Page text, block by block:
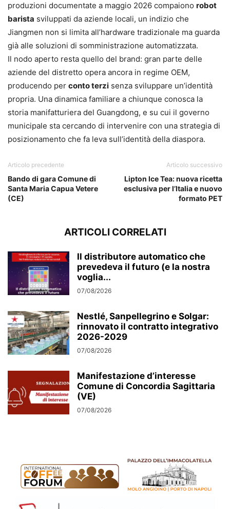
produzioni documentate a maggio 2026 compaiono robot
barista sviluppati da aziende locali, un indizio che
Jiangmen non si limita all’hardware tradizionale ma guarda
già alle soluzioni di somministrazione automatizzata.
Il nodo aperto resta quello del brand: gran parte delle
aziende del distretto opera ancora in regime OEM,
producendo per conto terzi senza sviluppare un’identità
propria. Una dinamica familiare a chiunque conosca la
storia manifatturiera del Guangdong, e su cui il governo
municipale sta cercando di intervenire con una strategia di
posizionamento che fa leva sull’identità della diaspora.
Articolo precedente
Bando di gara Comune di
Santa Maria Capua Vetere
(CE)
Articolo successivo
Lipton Ice Tea: nuova ricetta
esclusiva per l’Italia e nuovo
formato PET
ARTICOLI CORRELATI
Il distributore automatico che
prevedeva il futuro (e la nostra
voglia...
07/08/2026
Nestlé, Sanpellegrino e Solgar:
rinnovato il contratto integrativo
2026-2029
07/08/2026
Manifestazione d’interesse
Comune di Concordia Sagittaria
(VE)
07/08/2026